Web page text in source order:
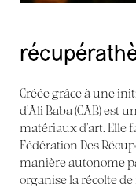
Créée grâce à une
d’Ali Baba (CAB) est
matériaux d’art. Elle
Fédération Des
manière autonome
organise la récolte